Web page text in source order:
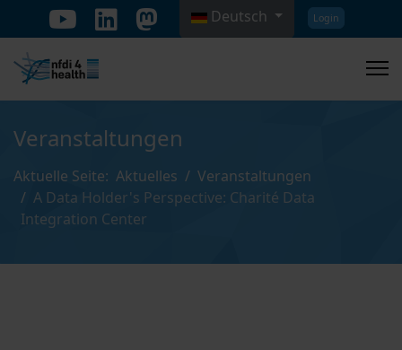
Sprache auswählen
Deutsch Login
Veranstaltungen
Aktuelle Seite: Aktuelles
Veranstaltungen
A Data Holder's Perspective: Charité Data
Integration Center